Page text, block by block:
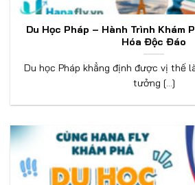
Du Học Pháp – Hành Trình Khám
Hóa Độc Đáo
Du học Pháp khẳng định được vị thế
tưởng [...]